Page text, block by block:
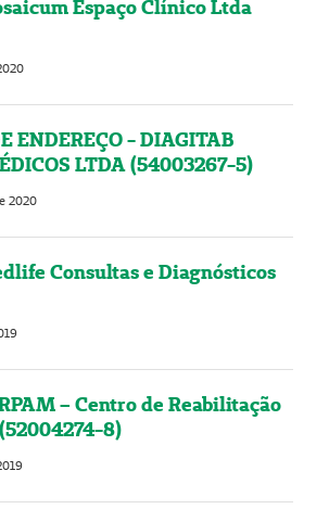
Espaço Clínico Ltda
ENDEREÇO - DIAGITAB
LTDA (54003267-5)
2020
Consultas e Diagnósticos
– Centro de Reabilitação
8)